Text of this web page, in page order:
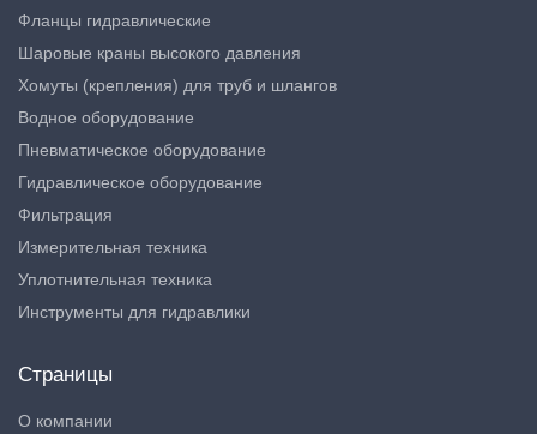
Фланцы гидравлические
Шаровые краны высокого давления
Хомуты (крепления) для труб и шлангов
Водное оборудование
Пневматическое оборудование
Гидравлическое оборудование
Фильтрация
Измерительная техника
Уплотнительная техника
Инструменты для гидравлики
Страницы
О компании